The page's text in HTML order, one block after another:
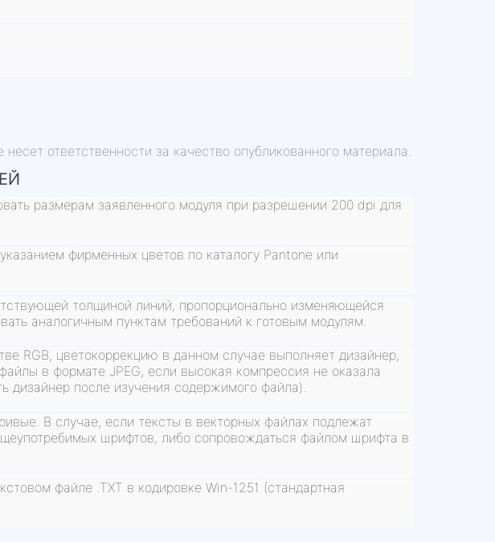
ответственности за качество опубликованного материала.
размерам заявленного модуля при разрешении 200 dpi для
фирменных цветов по каталогу Pantone или
толщиной линий, пропорционально изменяющейся
аналогичным пунктам требований к готовым модулям.
RGB, цветокоррекцию в данном случае выполняет дизайнер,
в формате JPEG, если высокая компрессия не оказала
дизайнер после изучения содержимого файла).
В случае, если тексты в векторных файлах подлежат
шрифтов, либо сопровождаться файлом шрифта в
файле .TXT в кодировке Win-1251 (стандартная